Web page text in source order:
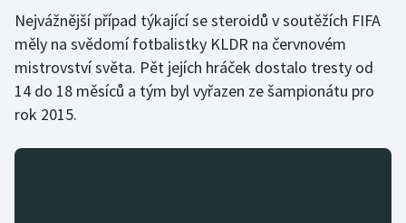
Parasport
Plavání
Plážový volejbal
Nejvážnější případ týkající se steroidů v soutěžích FIFA
měly na svědomí fotbalistky KLDR na červnovém
mistrovství světa. Pět jejích hráček dostalo tresty od
14 do 18 měsíců a tým byl vyřazen ze šampionátu pro
rok 2015.